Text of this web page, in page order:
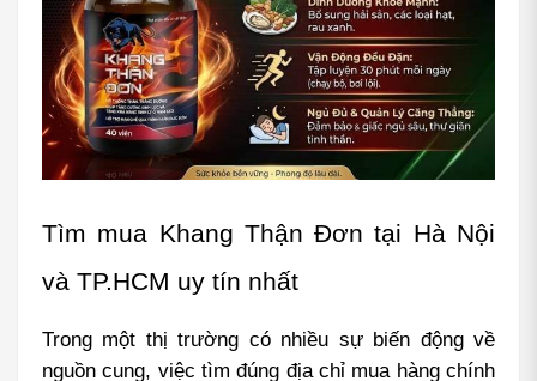
Tìm mua Khang Thận Đơn tại Hà Nội
và TP.HCM uy tín nhất
Trong một thị trường có nhiều sự biến động về
nguồn cung, việc tìm đúng địa chỉ mua hàng chính